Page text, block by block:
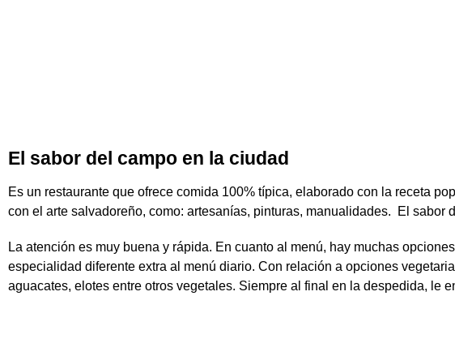
El sabor del campo en la ciudad
Es un restaurante que ofrece comida 100% típica, elaborado con la receta
con el arte salvadoreño, como: artesanías, pinturas, manualidades. El sabor
La atención es muy buena y rápida. En cuanto al menú, hay muchas
especialidad diferente extra al menú diario. Con relación a opciones
aguacates, elotes entre otros vegetales. Siempre al final en la despedida, le